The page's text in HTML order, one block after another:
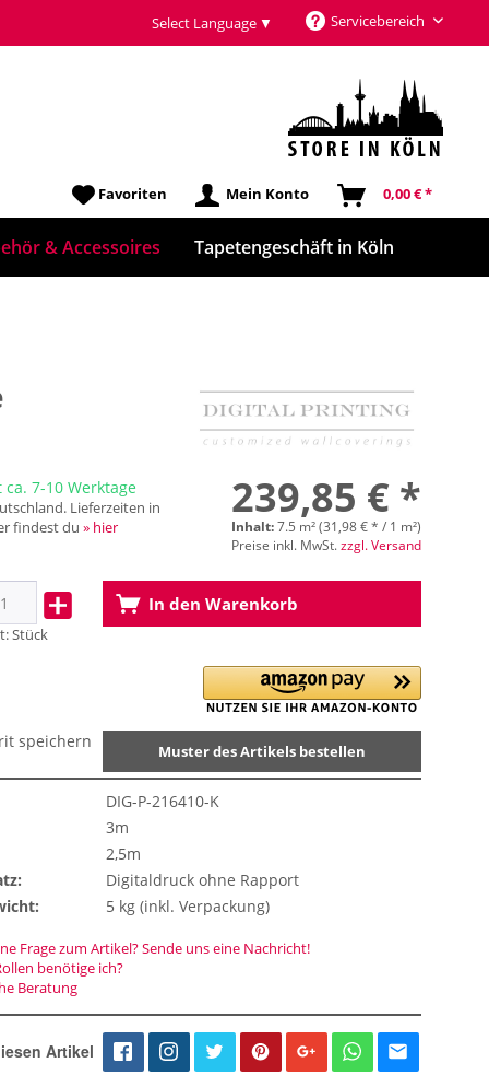
Servicebereich
Select Language ▼
Favoriten Mein Konto 0,00 € *
& Accessoires Tapetengeschäft in Köln
7-10 Werktage
Lieferzeiten in
findest du» hier
239,85 € *
Inhalt:7.5 m² (31,98 € * / 1 m²)
Preise inkl. MwSt.zzgl. Versand
Stück
In den Warenkorb
Muster des Artikels bestellen
speichern
DIG-P-216410-K
3m
2,5m
Digitaldruck ohne Rapport
5 kg (inkl. Verpackung)
Frage zum Artikel? Sende uns eine Nachricht!
benötige ich?
Beratung
Artikel